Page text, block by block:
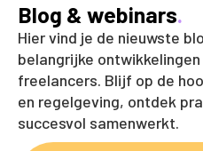
Blog & webinars.
Hier vind je de nieuwste
belangrijke
freelancers. Blijf op de
en regelgeving, ontdek
succesvol samenwerkt.